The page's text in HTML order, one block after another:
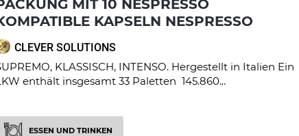
KAPSELN NESPRESSO
CLEVER SOLUTIONS
KLASSISCH, INTENSO. Hergestellt in Italien Ein
enthält insgesamt 33 Paletten 145.860...
ESSEN UND TRINKEN